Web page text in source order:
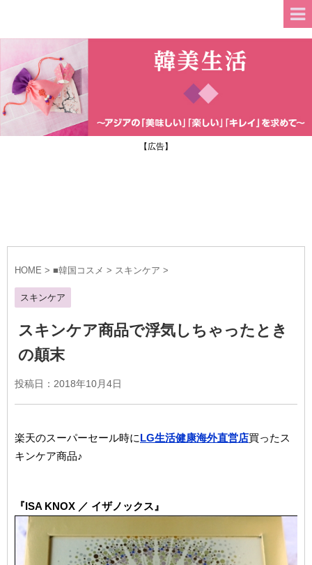
【広告】
HOME > ■韓国コスメ > スキンケア >
スキンケア
スキンケア商品で浮気しちゃったとき
の顛末
投稿日：2018年10月4日
楽天のスーパーセール時にLG生活健康海外直営店買ったス
キンケア商品♪
『ISA KNOX ／ イザノックス』